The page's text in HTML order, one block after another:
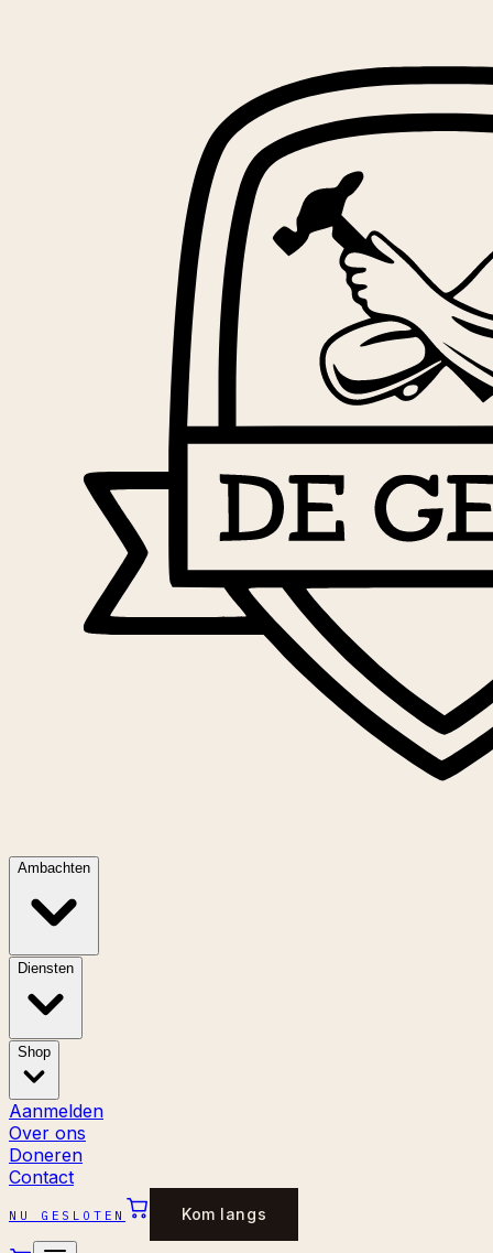
Ambachten
Diensten
Shop
Aanmelden
Over ons
Doneren
Contact
NU GESLOTEN Kom langs